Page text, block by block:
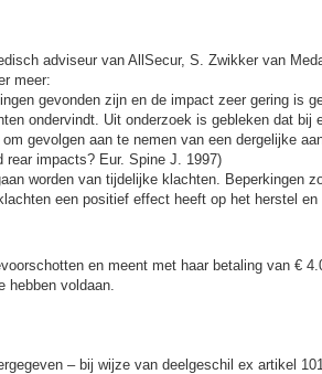
adviseur van AllSecur, S. Zwikker van
meer:
gevonden zijn en de impact zeer gering is
ondervindt. Uit onderzoek is gebleken dat bij
gevolgen aan te nemen van een dergelijke
rear impacts? Eur. Spine J. 1997)
worden van tijdelijke klachten. Beperkingen
een positief effect heeft op het herstel
en meent met haar betaling van €
hebben voldaan.
– bij wijze van deelgeschil ex artikel